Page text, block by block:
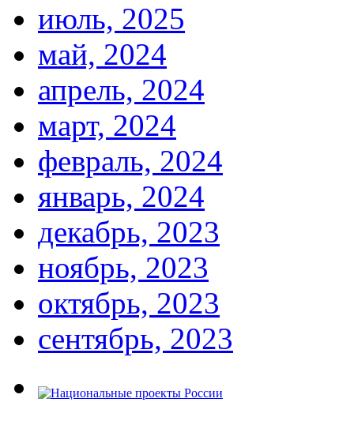
июль, 2025
май, 2024
апрель, 2024
март, 2024
февраль, 2024
январь, 2024
декабрь, 2023
ноябрь, 2023
октябрь, 2023
сентябрь, 2023